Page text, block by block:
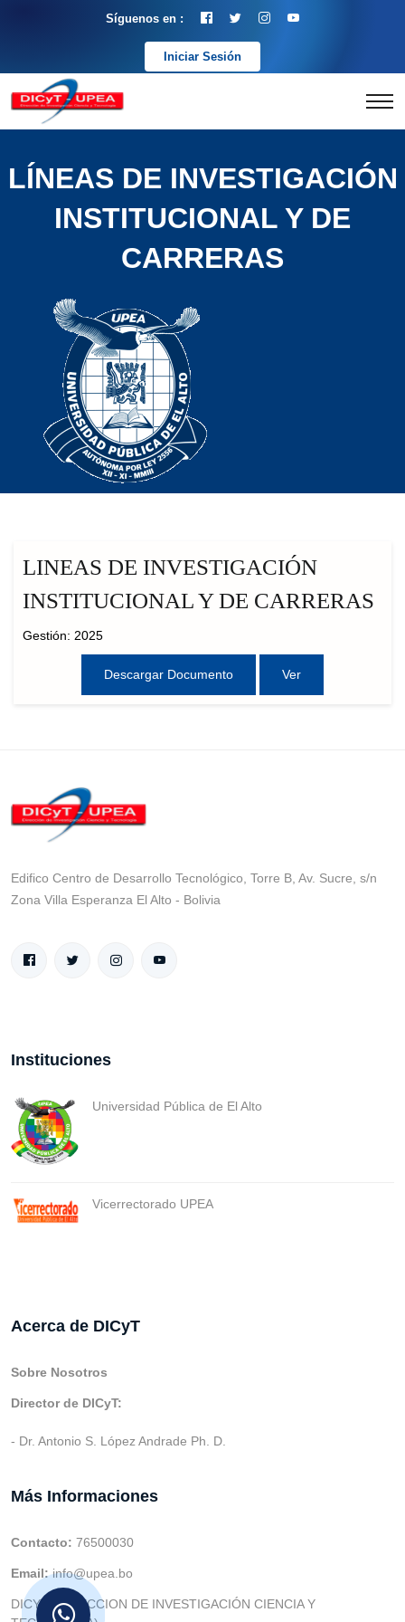
Síguenos en :
Iniciar Sesión
LÍNEAS DE INVESTIGACIÓN
INSTITUCIONAL Y DE
CARRERAS
LINEAS DE INVESTIGACIÓN
INSTITUCIONAL Y DE CARRERAS
Gestión: 2025
Descargar Documento Ver
Edifico Centro de Desarrollo Tecnológico, Torre B, Av. Sucre, s/n
Zona Villa Esperanza El Alto - Bolivia
Instituciones
Universidad Pública de El Alto
Vicerrectorado UPEA
Acerca de DICyT
Sobre Nosotros
Director de DICyT:
- Dr. Antonio S. López Andrade Ph. D.
Más Informaciones
Contacto: 76500030
Email:info@upea.bo
DICYT (DIRECCION DE INVESTIGACIÓN CIENCIA Y